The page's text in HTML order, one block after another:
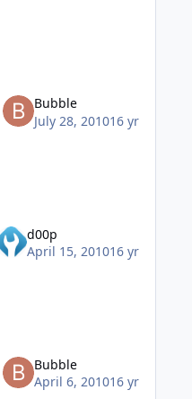
Bubble
July 28, 201016 yr
d00p
April 15, 201016 yr
Bubble
April 6, 201016 yr